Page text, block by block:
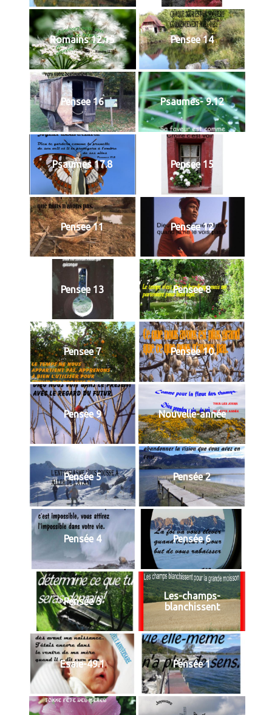
Romains 12.15 Pensee 14
Pensee 16 Psaumes- 9.12
Psaumes 17.8 Pensee 15
Pensee 11 Pensee 12
Pensee 13 Pensee 8
Pensee 7 Pensee 10
Pensee 9 Nouvelle-année
Pensée 5 Pensée 2
Pensée 4 Pensée 6
Pensée 3
Les-champs-
blanchissent
Esaie-49.1 Pensée 1